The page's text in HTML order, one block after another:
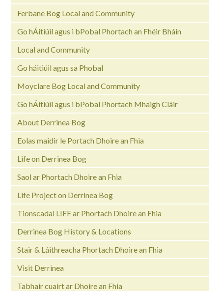
Ferbane Bog Local and Community
Go hÁitiúil agus i bPobal Phortach an Fhéir Bháin
Local and Community
Go háitiúil agus sa Phobal
Moyclare Bog Local and Community
Go hÁitiúil agus i bPobal Phortach Mhaigh Cláir
About Derrinea Bog
Eolas maidir le Portach Dhoire an Fhia
Life on Derrinea Bog
Saol ar Phortach Dhoire an Fhia
Life Project on Derrinea Bog
Tionscadal LIFE ar Phortach Dhoire an Fhia
Derrinea Bog History & Locations
Stair & Láithreacha Phortach Dhoire an Fhia
Visit Derrinea
Tabhair cuairt ar Dhoire an Fhia